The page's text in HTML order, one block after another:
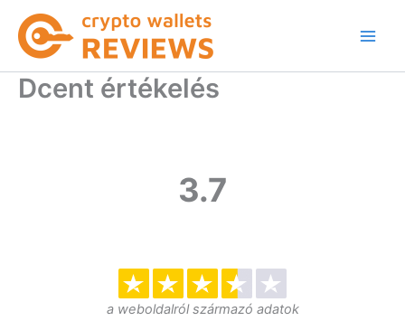
content
Dcent értékelés
3.7
a weboldalról származó adatok